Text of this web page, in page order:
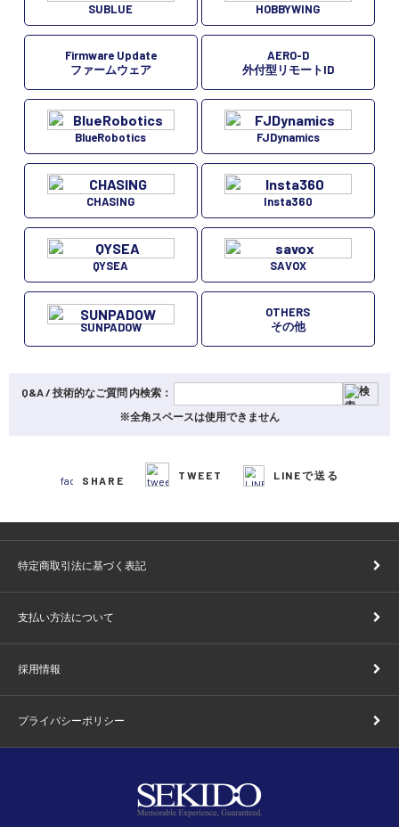
SUBLUE HOBBYWING
Firmware Update
ファームウェア
AERO-D
外付型リモートID
BlueRobotics FJDynamics
CHASING Insta360
QYSEA SAVOX
SUNPADOW
OTHERS
その他
Q&A / 技術的なご質問 内検索：
※全角スペースは使用できません
SHARE TWEET LINEで送る
特定商取引法に基づく表記
支払い方法について
採用情報
プライバシーポリシー